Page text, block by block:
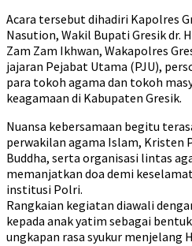
Acara tersebut dihadiri Kapolres
Nasution, Wakil Bupati Gresik dr.
Zam Zam Ikhwan, Wakapolres
jajaran Pejabat Utama (PJU),
para tokoh agama dan tokoh
keagamaan di Kabupaten Gresik.
Nuansa kebersamaan begitu
perwakilan agama Islam, Kristen
Buddha, serta organisasi lintas
memanjatkan doa demi
institusi Polri.
Rangkaian kegiatan diawali
kepada anak yatim sebagai
ungkapan rasa syukur menjelang